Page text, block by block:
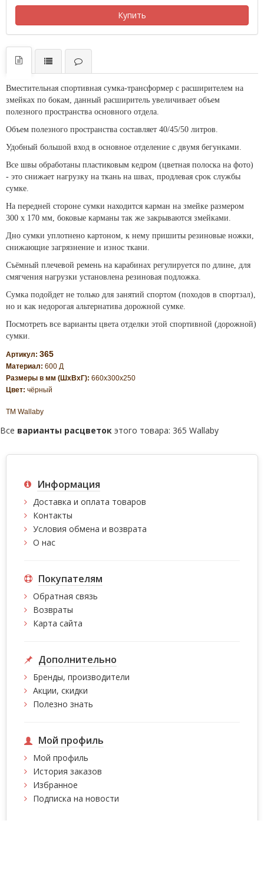
Купить
Вместительная спортивная сумка-трансформер с расширителем на
змейках по бокам, данный расширитель увеличивает объем
полезного пространства основного отдела.
Объем полезного пространства составляет 40/45/50 литров.
Удобный большой вход в основное отделение с двумя бегунками.
Все швы обработаны пластиковым кедром (цветная полоска на фото)
- это снижает нагрузку на ткань на швах, продлевая срок службы
сумке.
На передней стороне сумки находится карман на змейке размером
300 х 170 мм, боковые карманы так же закрываются змейками.
Дно сумки уплотнено картоном, к нему пришиты резиновые ножки,
снижающие загрязнение и износ ткани.
Съёмный плечевой ремень на карабинах регулируется по длине, для
смягчения нагрузки установлена резиновая подложка.
Сумка подойдет не только для занятий спортом (походов в спортзал),
но и как недорогая альтернатива дорожной сумке.
Посмотреть все варианты цвета отделки этой спортивной (дорожной)
сумки.
Артикул: 365
Материал: 600 Д
Размеры в мм (ШхВхГ): 660x300x250
Цвет: чёрный
ТМ Wallaby
Все варианты расцветок этого товара: 365 Wallaby
Информация
Доставка и оплата товаров
Контакты
Условия обмена и возврата
О нас
Покупателям
Обратная связь
Возвраты
Карта сайта
Дополнительно
Бренды, производители
Акции, скидки
Полезно знать
Мой профиль
Мой профиль
История заказов
Избранное
Подписка на новости